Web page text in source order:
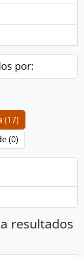
por:
(17)
(0)
resultados